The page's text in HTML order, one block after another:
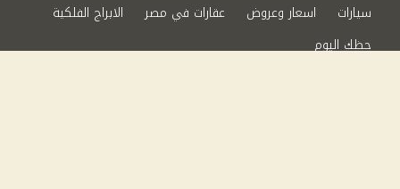
سيارات
اسعار وعروض عقارات في مصر
الابراج الفلكية
حظك اليوم